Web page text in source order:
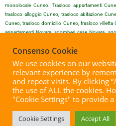
monolocale Cuneo. Trasloco appartamenti
trasloco alloggio Cuneo, trasloco abitazione
Cuneo, trasloco domicilio Cuneo, trasloco
appartamenti Novara, sgomberi case Novara,
domicilio Novara, sgomberi villetta Novara,
Novara, trasloco case Novara, trasloco ville
Novara, trasloco palazzo Novara, trasloco
villetta Novara, trasloco monolocale Novara.
sgomberi ville Vercelli, sgomberi alloggio
Vercelli, sgomberi residenza Vercelli, sgomberi
monolocale Vercelli. Trasloco appartamenti
trasloco alloggio Vercelli, trasloco abitazione
Vercelli, trasloco domicilio Vercelli, trasloco villetta
Consenso Cookie
We use cookies on our
relevant experience by
and repeat visits. By clicking
the use of ALL the cookies.
"Cookie Settings" to provide
Cookie Settings Accept All